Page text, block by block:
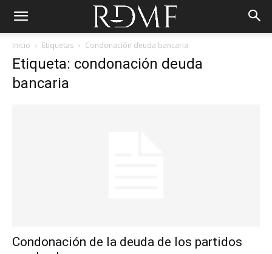
Inicio Etiquetas Condonación deuda bancaria
Etiqueta: condonación deuda
bancaria
Condonación de la deuda de los partidos